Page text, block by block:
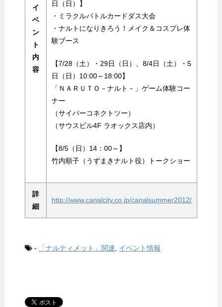
イ
ベ
ン
ト
内
容
日（日）】
・ミラクルバトルカードダス大会
・ナルトになりきろう！メイク＆コスプレ体
験ブース
【7/28（土）・29日（日）、8/4日（土）・5
日（日）10:00～18:00】
「ＮＡＲＵＴＯ－ナルト－」ゲーム体験コー
ナー
（サイバーコネクトツー）
（サウスビル4F ラオックス店内）
【8/5（日）14：00～】
竹内順子（うずまきナルト役）トークショー
詳
細
http://www.canalcity.co.jp/canalsummer2012/
- 「ナルティメット」関連, イベント情報